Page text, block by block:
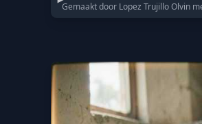
Gemaakt door Lopez Trujillo Olvin